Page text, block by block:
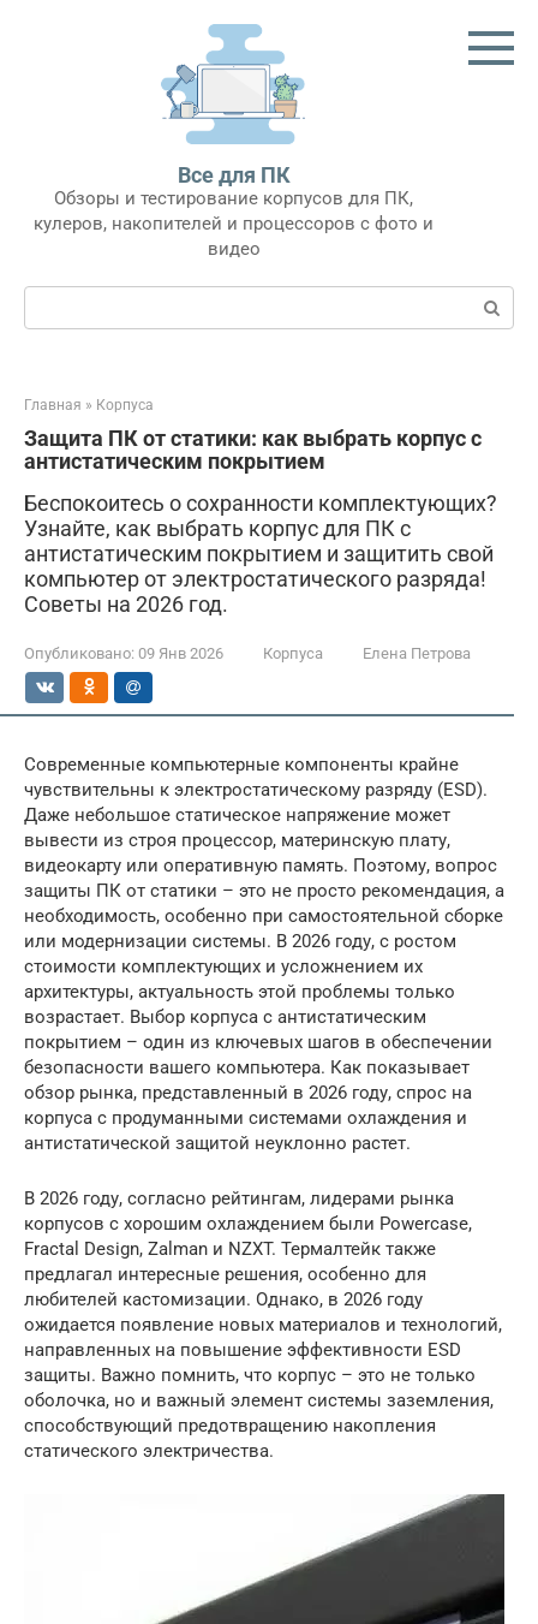
Все для ПК
Обзоры и тестирование корпусов для ПК,
кулеров, накопителей и процессоров с фото и
видео
Поиск:
Главная » Корпуса
Защита ПК от статики: как выбрать корпус с
антистатическим покрытием
Беспокоитесь о сохранности комплектующих?
Узнайте, как выбрать корпус для ПК с
антистатическим покрытием и защитить свой
компьютер от электростатического разряда!
Советы на 2026 год.
Опубликовано: 09 Янв 2026 Корпуса Елена Петрова
Современные компьютерные компоненты крайне
чувствительны к электростатическому разряду (ESD).
Даже небольшое статическое напряжение может
вывести из строя процессор, материнскую плату,
видеокарту или оперативную память. Поэтому, вопрос
защиты ПК от статики – это не просто рекомендация, а
необходимость, особенно при самостоятельной сборке
или модернизации системы. В 2026 году, с ростом
стоимости комплектующих и усложнением их
архитектуры, актуальность этой проблемы только
возрастает. Выбор корпуса с антистатическим
покрытием – один из ключевых шагов в обеспечении
безопасности вашего компьютера. Как показывает
обзор рынка, представленный в 2026 году, спрос на
корпуса с продуманными системами охлаждения и
антистатической защитой неуклонно растет.
В 2026 году, согласно рейтингам, лидерами рынка
корпусов с хорошим охлаждением были Powercase,
Fractal Design, Zalman и NZXT. Термалтейк также
предлагал интересные решения, особенно для
любителей кастомизации. Однако, в 2026 году
ожидается появление новых материалов и технологий,
направленных на повышение эффективности ESD
защиты. Важно помнить, что корпус – это не только
оболочка, но и важный элемент системы заземления,
способствующий предотвращению накопления
статического электричества.